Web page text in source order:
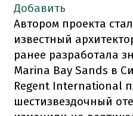
Добавить
Автором проекта
известный
ранее разработала
Marina Bay Sands в
Regent International
шестизвездочный